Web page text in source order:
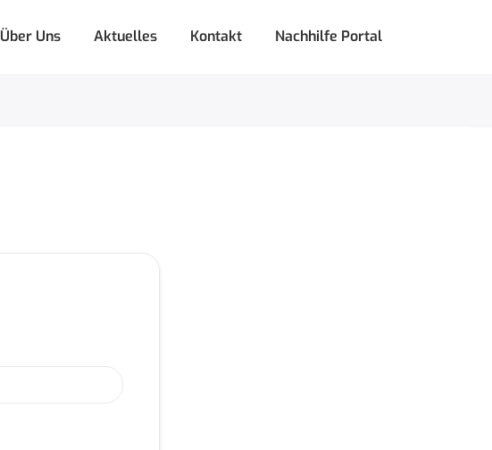
Über Uns Aktuelles Kontakt Nachhilfe Portal